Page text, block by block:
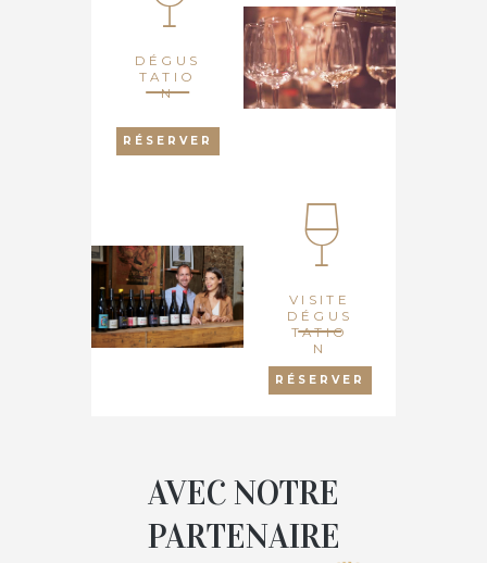
DÉGUS
TATIO
N
RÉSERVER
VISITE
DÉGUS
TATIO
N
RÉSERVER
AVEC NOTRE
PARTENAIRE